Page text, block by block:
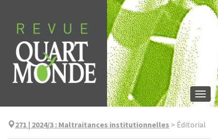
contenu
271 | 2024/3 : Maltraitances institutionnelles > Éditorial